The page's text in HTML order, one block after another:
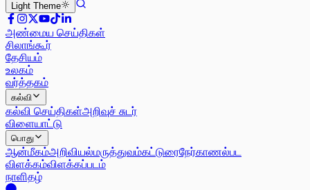
Light Theme
அண்மைய செய்திகள்
சிலாங்கூர்
தேசியம்
உலகம்
வர்த்தகம்
கல்வி
கல்வி செய்திகள்அறிவுச் சுடர்
விளையாட்டு
பொது
ஆன்மீகம்அறிவியல்மருத்துவம்கட்டுரைநேர்காணல்பட
விளக்கம்விளக்கப்படம்
நாளிதழ்